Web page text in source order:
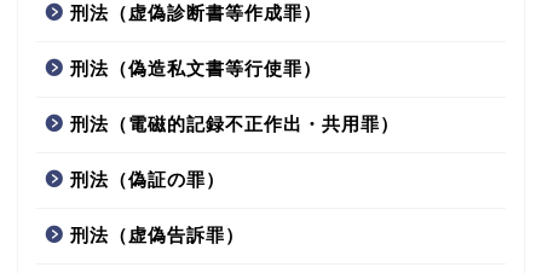
刑法（虚偽診断書等作成罪）
刑法（偽造私文書等行使罪）
刑法（電磁的記録不正作出・共用罪）
刑法（偽証の罪）
刑法（虚偽告訴罪）